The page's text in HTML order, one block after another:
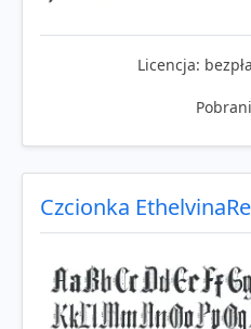
Licencja:
Czcionka